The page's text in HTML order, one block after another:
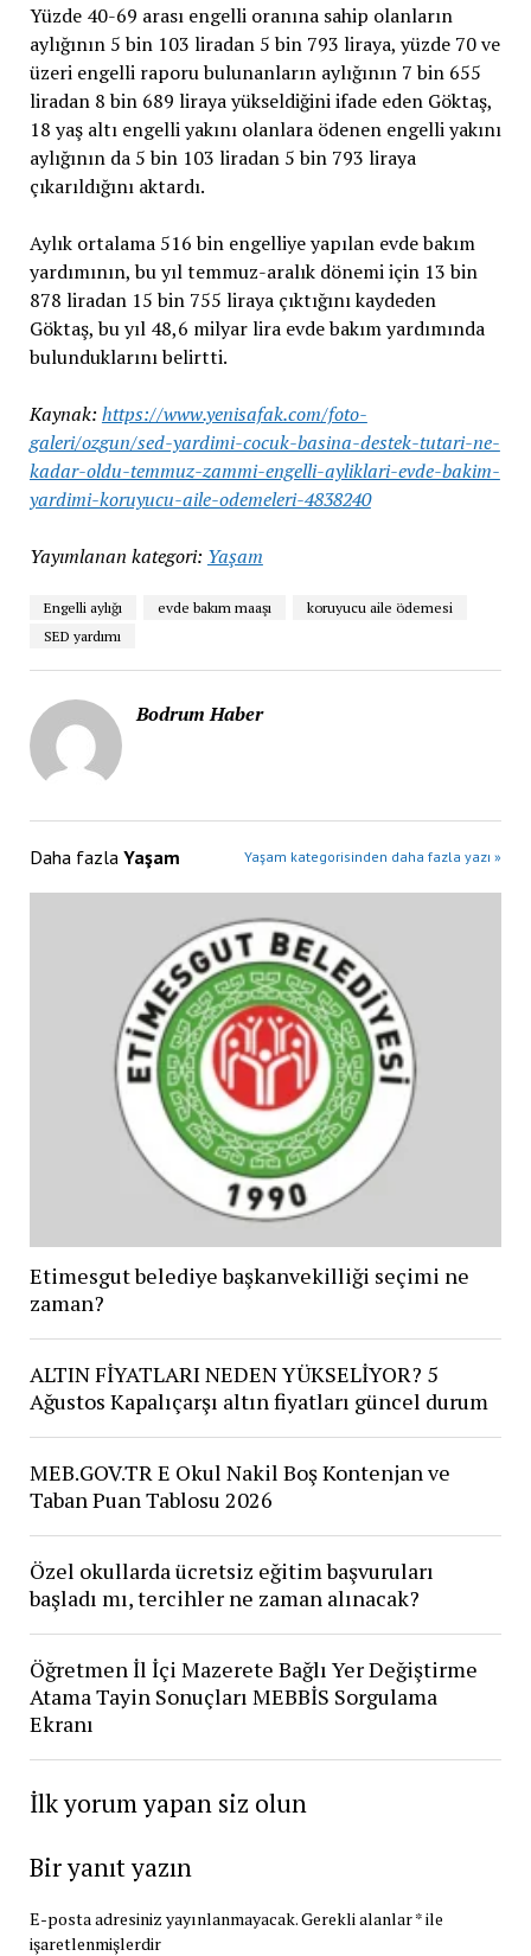
Yüzde 40-69 arası engelli oranına sahip olanların
aylığının 5 bin 103 liradan 5 bin 793 liraya, yüzde 70 ve
üzeri engelli raporu bulunanların aylığının 7 bin 655
liradan 8 bin 689 liraya yükseldiğini ifade eden Göktaş,
18 yaş altı engelli yakını olanlara ödenen engelli yakını
aylığının da 5 bin 103 liradan 5 bin 793 liraya
çıkarıldığını aktardı.
Aylık ortalama 516 bin engelliye yapılan evde bakım
yardımının, bu yıl temmuz-aralık dönemi için 13 bin
878 liradan 15 bin 755 liraya çıktığını kaydeden
Göktaş, bu yıl 48,6 milyar lira evde bakım yardımında
bulunduklarını belirtti.
Kaynak: https://www.yenisafak.com/foto-
galeri/ozgun/sed-yardimi-cocuk-basina-destek-tutari-ne-
kadar-oldu-temmuz-zammi-engelli-ayliklari-evde-bakim-
yardimi-koruyucu-aile-odemeleri-4838240
Yayımlanan kategori: Yaşam
Engelli aylığı evde bakım maaşı
koruyucu aile ödemesi
SED yardımı
Bodrum Haber
Daha fazla Yaşam Yaşam kategorisinden daha fazla yazı »
Etimesgut belediye başkanvekilliği seçimi ne
zaman?
ALTIN FİYATLARI NEDEN YÜKSELİYOR? 5
Ağustos Kapalıçarşı altın fiyatları güncel durum
MEB.GOV.TR E Okul Nakil Boş Kontenjan ve
Taban Puan Tablosu 2026
Özel okullarda ücretsiz eğitim başvuruları
başladı mı, tercihler ne zaman alınacak?
Öğretmen İl İçi Mazerete Bağlı Yer Değiştirme
Atama Tayin Sonuçları MEBBİS Sorgulama
Ekranı
İlk yorum yapan siz olun
Bir yanıt yazın
E-posta adresiniz yayınlanmayacak.Gerekli alanlar*ile
işaretlenmişlerdir